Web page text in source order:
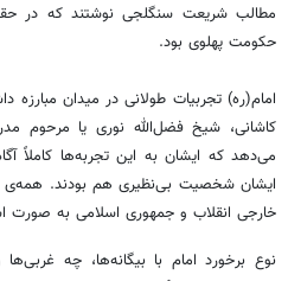
مطالب شریعت سنگلجی نوشتند که در
حکومت پهلوی بود.
امام(ره) تجربیات طولانی در میدان مبارزه
کاشانی، شیخ فضل‌الله ‌نوری یا مرحوم
می‌دهد که ایشان به این تجربه‌ها کاملاً
ایشان شخصیت بی‌نظیری هم بودند.
خارجی انقلاب و جمهوری اسلامی به صورت
نوع برخورد امام با بیگانه‌ها، چه